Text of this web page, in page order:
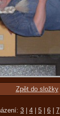
Zpět do složky
3 4 5 6 7